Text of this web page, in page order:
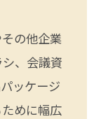
の他企業
、会議資
ッケージ
めに幅広